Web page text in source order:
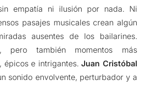
empatía ni ilusión por nada. Ni
pasajes musicales crean algún
ausentes de los bailarines.
pero también momentos más
épicos e intrigantes.Juan Cristóbal
sonido envolvente, perturbador y a